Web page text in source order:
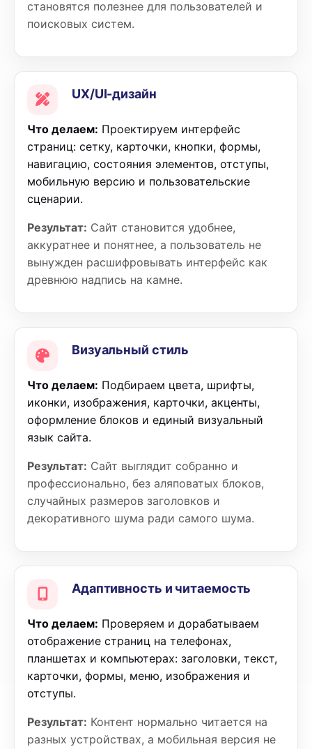
становятся полезнее для пользователей и
поисковых систем.
UX/UI-дизайн
Что делаем: Проектируем интерфейс
страниц: сетку, карточки, кнопки, формы,
навигацию, состояния элементов, отступы,
мобильную версию и пользовательские
сценарии.
Результат: Сайт становится удобнее,
аккуратнее и понятнее, а пользователь не
вынужден расшифровывать интерфейс как
древнюю надпись на камне.
Визуальный стиль
Что делаем: Подбираем цвета, шрифты,
иконки, изображения, карточки, акценты,
оформление блоков и единый визуальный
язык сайта.
Результат: Сайт выглядит собранно и
профессионально, без аляповатых блоков,
случайных размеров заголовков и
декоративного шума ради самого шума.
Адаптивность и читаемость
Что делаем: Проверяем и дорабатываем
отображение страниц на телефонах,
планшетах и компьютерах: заголовки, текст,
карточки, формы, меню, изображения и
отступы.
Результат: Контент нормально читается на
разных устройствах, а мобильная версия не